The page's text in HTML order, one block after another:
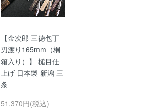
【金次郎 三徳包丁
刃渡り165mm（桐
箱入り）】 槌目仕
上げ 日本製 新潟 三
条
51,370円(税込)